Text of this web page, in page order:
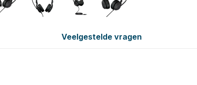
Veelgestelde vragen